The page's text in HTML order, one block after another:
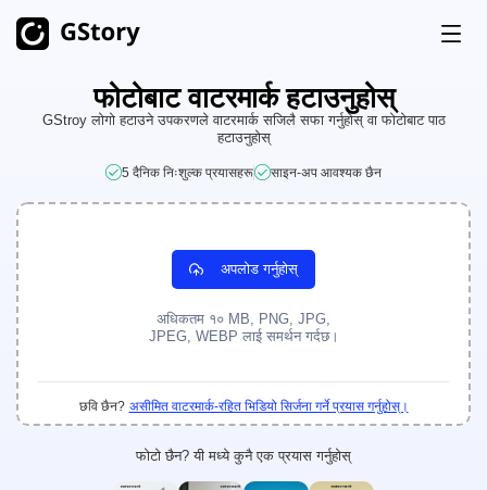
असीमित
भिडियोमा एआई छवि
एआई भिडियो जेनरेटर
भिडियो टूलकिटहरू
भिडियो अनुवादक
AI क्लिप मेकर
नि:शुल्क क्रेडिटहरू
इतिहास
फोटोबाट वाटरमार्क हटाउनुहोस्
GStroy लोगो हटाउने उपकरणले वाटरमार्क सजिलै सफा गर्नुहोस् वा फोटोबाट पाठ
हटाउनुहोस्
5 दैनिक निःशुल्क प्रयासहरू साइन-अप आवश्यक छैन
अपलोड गर्नुहोस्
अधिकतम १० MB, PNG, JPG,
JPEG, WEBP लाई समर्थन गर्दछ।
छवि छैन? असीमित वाटरमार्क-रहित भिडियो सिर्जना गर्ने प्रयास गर्नुहोस्।
फोटो छैन? यी मध्ये कुनै एक प्रयास गर्नुहोस्